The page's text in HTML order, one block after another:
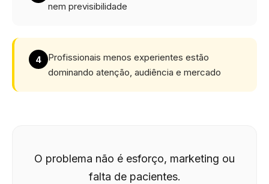
nem previsibilidade
4
Profissionais menos experientes estão
dominando atenção, audiência e mercado
O problema não é esforço, marketing ou
falta de pacientes.